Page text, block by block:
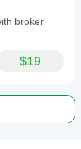
broker
$19